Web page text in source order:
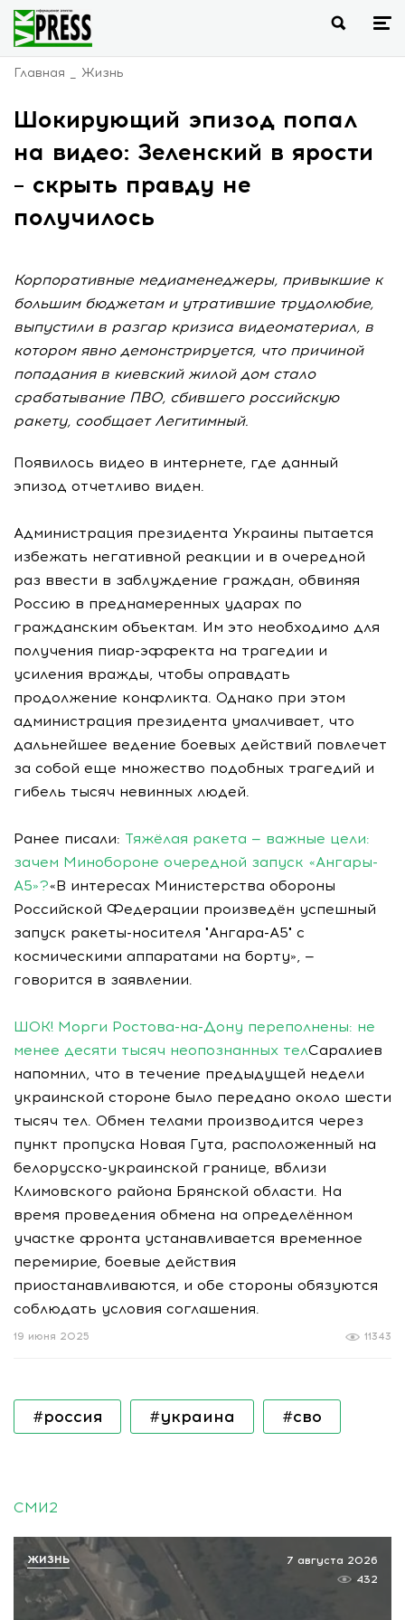
Главная Жизнь
Шокирующий эпизод попал
на видео: Зеленский в ярости
– скрыть правду не
получилось
Корпоративные медиаменеджеры, привыкшие к
большим бюджетам и утратившие трудолюбие,
выпустили в разгар кризиса видеоматериал, в
котором явно демонстрируется, что причиной
попадания в киевский жилой дом стало
срабатывание ПВО, сбившего российскую
ракету, сообщает Легитимный.
Появилось видео в интернете, где данный
эпизод отчетливо виден.
Администрация президента Украины пытается
избежать негативной реакции и в очередной
раз ввести в заблуждение граждан, обвиняя
Россию в преднамеренных ударах по
гражданским объектам. Им это необходимо для
получения пиар-эффекта на трагедии и
усиления вражды, чтобы оправдать
продолжение конфликта. Однако при этом
администрация президента умалчивает, что
дальнейшее ведение боевых действий повлечет
за собой еще множество подобных трагедий и
гибель тысяч невинных людей.
Ранее писали: Тяжёлая ракета — важные цели:
зачем Минобороне очередной запуск «Ангары-
А5»?«В интересах Министерства обороны
Российской Федерации произведён успешный
запуск ракеты-носителя "Ангара-А5" с
космическими аппаратами на борту», —
говорится в заявлении.
ШОК! Морги Ростова-на-Дону переполнены: не
менее десяти тысяч неопознанных телСаралиев
напомнил, что в течение предыдущей недели
украинской стороне было передано около шести
тысяч тел. Обмен телами производится через
пункт пропуска Новая Гута, расположенный на
белорусско-украинской границе, вблизи
Климовского района Брянской области. На
время проведения обмена на определённом
участке фронта устанавливается временное
перемирие, боевые действия
приостанавливаются, и обе стороны обязуются
соблюдать условия соглашения.
11343
19 июня 2025
#россия #украина #сво
СМИ2
7 августа 2026
432
ЖИЗНЬ